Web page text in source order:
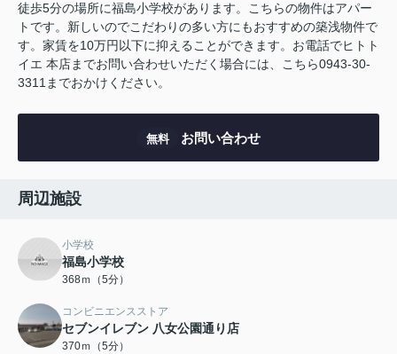
徒歩5分の場所に福島小学校があります。こちらの物件はアパー
トです。新しいのでこだわりの多い方にもおすすめの築浅物件で
す。家賃を10万円以下に抑えることができます。お電話でヒトト
イエ 本店までお問い合わせいただく場合には、こちら0943-30-
3311までおかけください。
無料 お問い合わせ
周辺施設
小学校
福島小学校
368ｍ（5分）
コンビニエンスストア
セブンイレブン 八女公園通り店
370ｍ（5分）